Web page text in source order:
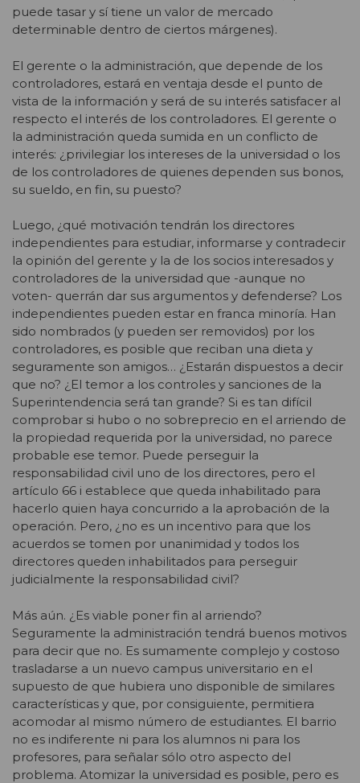
puede tasar y sí tiene un valor de mercado
determinable dentro de ciertos márgenes).
El gerente o la administración, que depende de los
controladores, estará en ventaja desde el punto de
vista de la información y será de su interés satisfacer al
respecto el interés de los controladores. El gerente o
la administración queda sumida en un conflicto de
interés: ¿privilegiar los intereses de la universidad o los
de los controladores de quienes dependen sus bonos,
su sueldo, en fin, su puesto?
Luego, ¿qué motivación tendrán los directores
independientes para estudiar, informarse y contradecir
la opinión del gerente y la de los socios interesados y
controladores de la universidad que -aunque no
voten- querrán dar sus argumentos y defenderse? Los
independientes pueden estar en franca minoría. Han
sido nombrados (y pueden ser removidos) por los
controladores, es posible que reciban una dieta y
seguramente son amigos… ¿Estarán dispuestos a decir
que no? ¿El temor a los controles y sanciones de la
Superintendencia será tan grande? Si es tan difícil
comprobar si hubo o no sobreprecio en el arriendo de
la propiedad requerida por la universidad, no parece
probable ese temor. Puede perseguir la
responsabilidad civil uno de los directores, pero el
artículo 66 i establece que queda inhabilitado para
hacerlo quien haya concurrido a la aprobación de la
operación. Pero, ¿no es un incentivo para que los
acuerdos se tomen por unanimidad y todos los
directores queden inhabilitados para perseguir
judicialmente la responsabilidad civil?
Más aún. ¿Es viable poner fin al arriendo?
Seguramente la administración tendrá buenos motivos
para decir que no. Es sumamente complejo y costoso
trasladarse a un nuevo campus universitario en el
supuesto de que hubiera uno disponible de similares
características y que, por consiguiente, permitiera
acomodar al mismo número de estudiantes. El barrio
no es indiferente ni para los alumnos ni para los
profesores, para señalar sólo otro aspecto del
problema. Atomizar la universidad es posible, pero es